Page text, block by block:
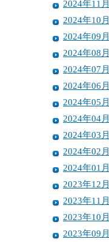
2024年11月
2024年10月
2024年09月
2024年08月
2024年07月
2024年06月
2024年05月
2024年04月
2024年03月
2024年02月
2024年01月
2023年12月
2023年11月
2023年10月
2023年09月